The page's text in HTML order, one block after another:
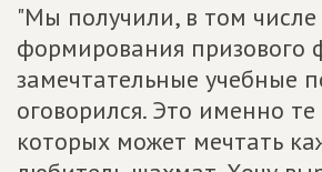
"Мы получили, в том числе
формирования призового
замечтательные учебные
оговорился. Это именно
которых может мечтать